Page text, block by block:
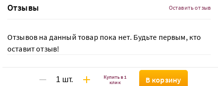
Отзывы Оставить отзыв
Отзывов на данный товар пока нет. Будьте первым, кто
оставит отзыв!
Купить в 1
клик
В корзину